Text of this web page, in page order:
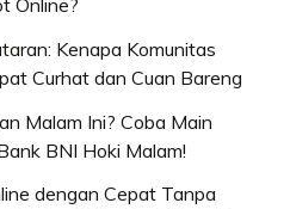
Online?
Kenapa Komunitas
Curhat dan Cuan Bareng
Malam Ini? Coba Main
BNI Hoki Malam!
dengan Cepat Tanpa